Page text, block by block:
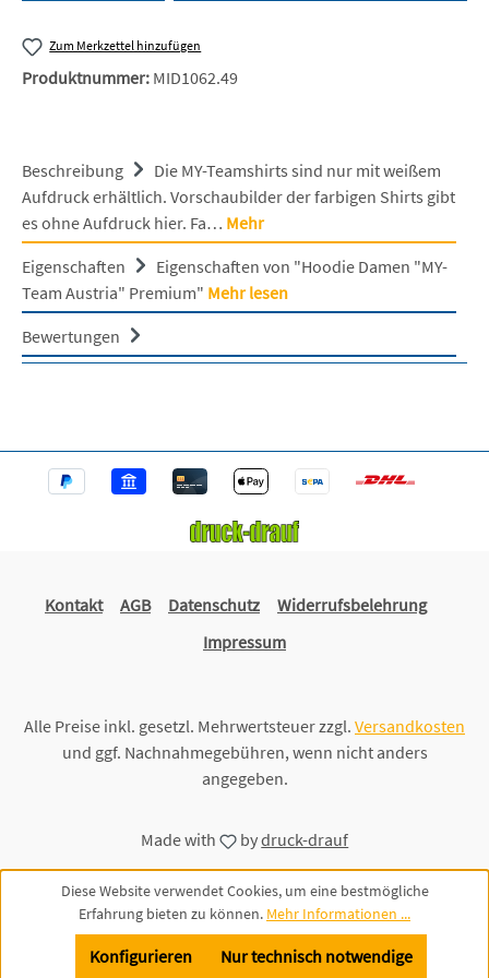
Zum Merkzettel hinzufügen
Produktnummer: MID1062.49
Beschreibung
Die MY-Teamshirts sind nur mit weißem
Aufdruck erhältlich. Vorschaubilder der farbigen Shirts gibt
es ohne Aufdruck hier. Fa… Mehr
Eigenschaften
Eigenschaften von "Hoodie Damen "MY-
Team Austria" Premium" Mehr lesen
Bewertungen
Kontakt AGB Datenschutz
Widerrufsbelehrung
Impressum
Alle Preise inkl. gesetzl. Mehrwertsteuer zzgl. Versandkosten
und ggf. Nachnahmegebühren, wenn nicht anders
angegeben.
Made with bydruck-drauf
Diese Website verwendet Cookies, um eine bestmögliche
Erfahrung bieten zu können. Mehr Informationen ...
Nur technisch notwendige
Konfigurieren